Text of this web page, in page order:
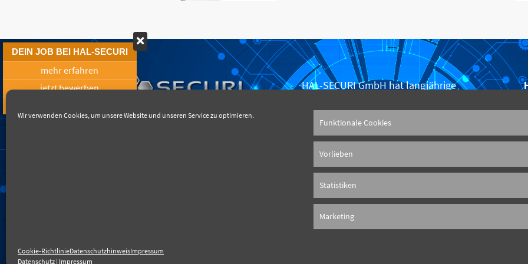
Datenschutz | Impressum
Wir verwenden Cookies, um unsere Website und unseren Service zu optimieren.
Funktionale Cookies
Vorlieben
Statistiken
Marketing
Cookie-RichtlinieDatenschutzhinweisImpressum
HAL-SECURI GmbH hat langjährige
Sicherheitstechnik. Mehr als 200 qualifizierte
Mitarbeiter sind bei uns täglich im Einsatz, so
dass wir 24 Stunden am Tag Sicherheitsdienste
für unsere Kunden anbieten können.
AGB
DEIN JOB BEI HAL-SECURI
mehr erfahren
jetzt bewerben